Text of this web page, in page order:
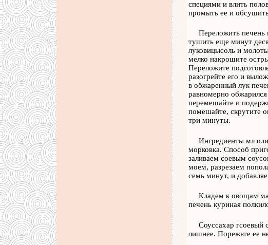
специями и влить
промыть ее и
Переложить печень
тушить еще минут
луковицысоль и
мелко накрошите
Переложите
разогрейте его и
в обжаренный лук
равномерно
перемешайте и
помешайте, скрутите
три минуты.
Ингредиенты мл
морковка. Способ
заливаем соевым
моем, разрезаем
семь минут, и
Кладем к овощам
печень куриная
Соуссахар гсоевый
лишнее. Порежьте ее